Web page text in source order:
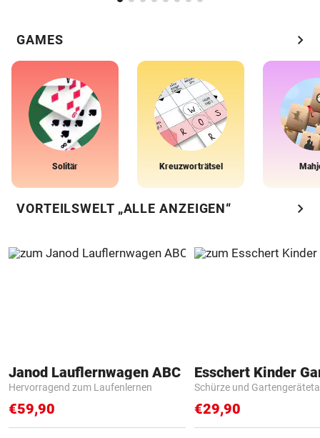
GAMES chevron_right
Solitär Kreuzworträtsel
VORTEILSWELT „ALLE ANZEIGEN“ chevron_right
Janod Lauflernwagen ABC
Hervorragend zum Laufenlernen
€59,90
Schürze und
€29,90